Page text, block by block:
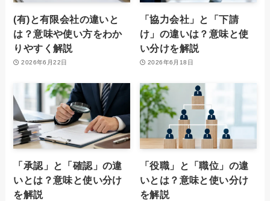
(有)と有限会社の違いと
は？意味や使い方をわか
りやすく解説
2026年6月22日
「協力会社」と「下請
け」の違いは？意味と使
い分けを解説
2026年6月18日
「承認」と「確認」の違
いとは？意味と使い分け
を解説
「役職」と「職位」の違
いとは？意味と使い分け
を解説